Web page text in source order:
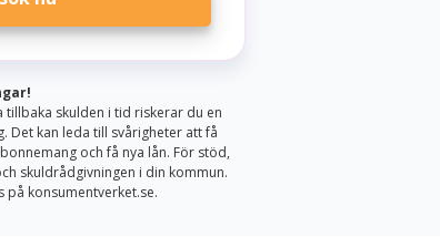
tillbaka skulden i tid riskerar du en
Det kan leda till svårigheter att få
och få nya lån. För stöd,
skuldrådgivningen i din kommun.
på konsumentverket.se.